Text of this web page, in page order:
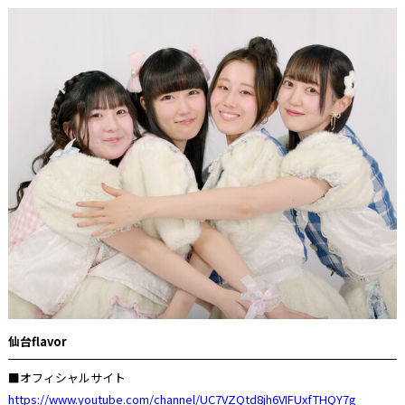
仙台flavor
■オフィシャルサイト
https://www.youtube.com/channel/UC7VZQtd8jh6VIFUxfTHQY7g